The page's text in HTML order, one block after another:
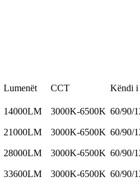
Lumenët CCT Këndi i
14000LM 3000K-6500K 60/90/
21000LM 3000K-6500K 60/90/
28000LM 3000K-6500K 60/90/
33600LM 3000K-6500K 60/90/